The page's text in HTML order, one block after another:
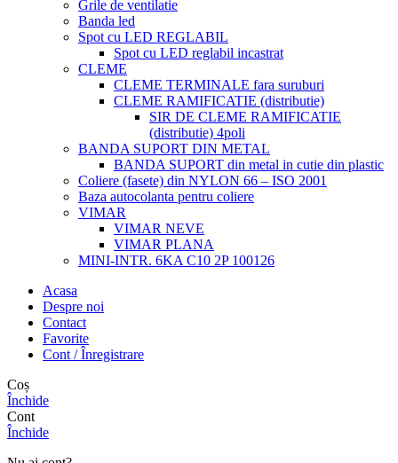
Grile de ventilatie
Banda led
Spot cu LED REGLABIL
Spot cu LED reglabil incastrat
CLEME
CLEME TERMINALE fara suruburi
CLEME RAMIFICATIE (distributie)
SIR DE CLEME RAMIFICATIE
(distributie) 4poli
BANDA SUPORT DIN METAL
BANDA SUPORT din metal in cutie din plastic
Coliere (fasete) din NYLON 66 – ISO 2001
Baza autocolanta pentru coliere
VIMAR
VIMAR NEVE
VIMAR PLANA
MINI-INTR. 6KA C10 2P 100126
Acasa
Despre noi
Contact
Favorite
Cont / Înregistrare
Coș
Închide
Cont
Închide